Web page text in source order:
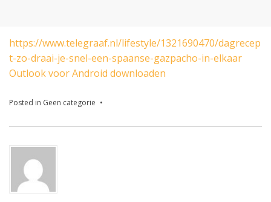
https://www.telegraaf.nl/lifestyle/1321690470/dagrecep
t-zo-draai-je-snel-een-spaanse-gazpacho-in-elkaar
Outlook voor Android downloaden
Posted in Geen categorie